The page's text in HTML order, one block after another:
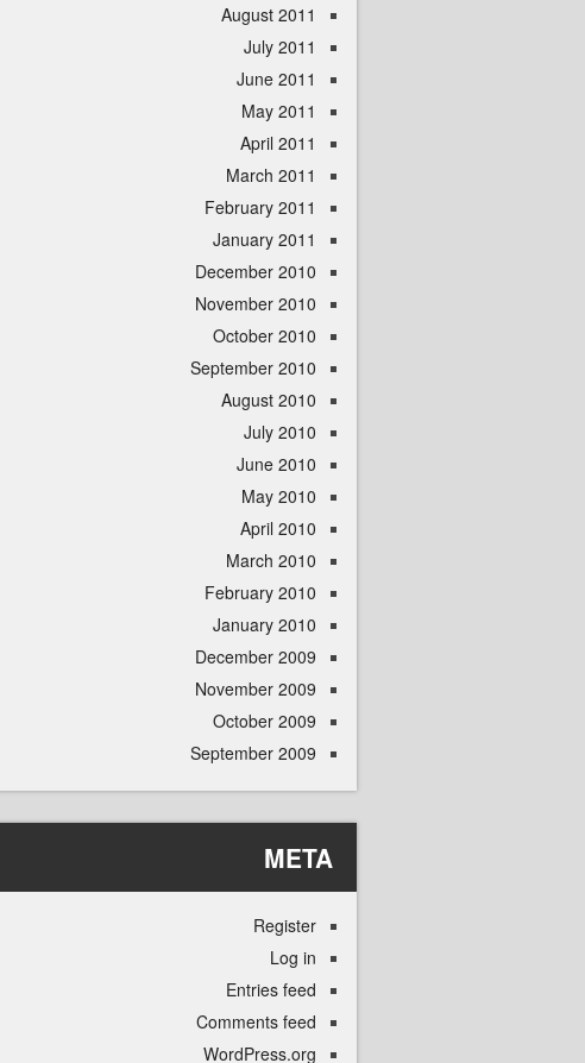
August 2011
July 2011
June 2011
May 2011
April 2011
March 2011
February 2011
January 2011
December 2010
November 2010
October 2010
September 2010
August 2010
July 2010
June 2010
May 2010
April 2010
March 2010
February 2010
January 2010
December 2009
November 2009
October 2009
September 2009
META
Register
Log in
Entries feed
Comments feed
WordPress.org